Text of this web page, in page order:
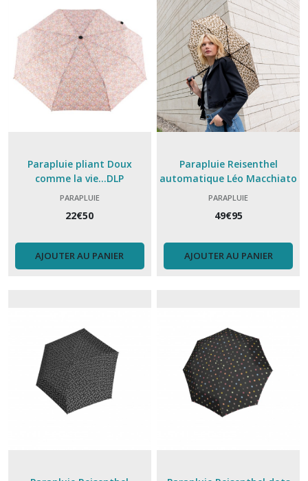
Parapluie pliant Doux
comme la vie...DLP
PARAPLUIE
22€50
AJOUTER AU PANIER
Parapluie Reisenthel
automatique Léo Macchiato
PARAPLUIE
49€95
AJOUTER AU PANIER